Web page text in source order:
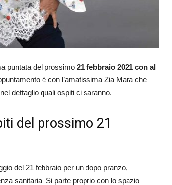
puntata del prossimo 21 febbraio 2021 con al
è con l’amatissima Zia Mara che
dettaglio quali ospiti ci saranno.
del prossimo 21
del 21 febbraio per un dopo pranzo,
sanitaria. Si parte proprio con lo spazio